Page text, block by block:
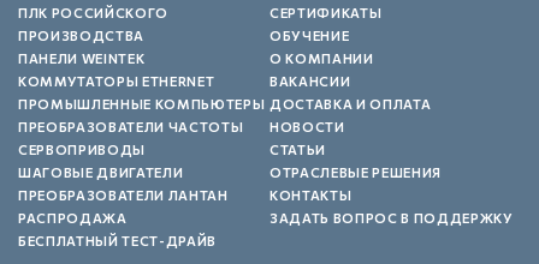
ПЛК РОССИЙСКОГО
ПРОИЗВОДСТВА
ПАНЕЛИ WEINTEK
КОММУТАТОРЫ ETHERNET
ПРОМЫШЛЕННЫЕ КОМПЬЮТЕРЫ
ПРЕОБРАЗОВАТЕЛИ ЧАСТОТЫ
СЕРВОПРИВОДЫ
ШАГОВЫЕ ДВИГАТЕЛИ
ПРЕОБРАЗОВАТЕЛИ ЛАНТАН
РАСПРОДАЖА
БЕСПЛАТНЫЙ ТЕСТ-ДРАЙВ
СЕРТИФИКАТЫ
ОБУЧЕНИЕ
О КОМПАНИИ
ВАКАНСИИ
ДОСТАВКА И ОПЛАТА
НОВОСТИ
СТАТЬИ
ОТРАСЛЕВЫЕ РЕШЕНИЯ
КОНТАКТЫ
ЗАДАТЬ ВОПРОС В ПОДДЕРЖКУ